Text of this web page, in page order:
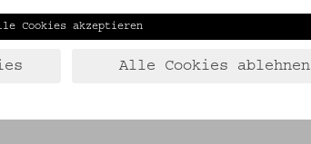
Cookies akzeptieren
Alle Cookies ablehnen